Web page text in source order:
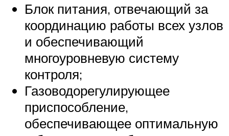
Блок питания, отвечающий за
координацию работы всех узлов
и обеспечивающий
многоуровневую систему
контроля;
Газоводорегулирующее
приспособление,
обеспечивающее оптимальную